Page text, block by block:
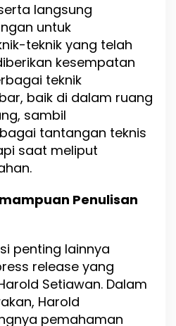
langsung
untuk
teknik yang telah
kesempatan
teknik
baik di dalam ruang
sambil
tantangan teknis
saat meliput
Penulisan
penting lainnya
release yang
Setiawan. Dalam
Harold
pemahaman